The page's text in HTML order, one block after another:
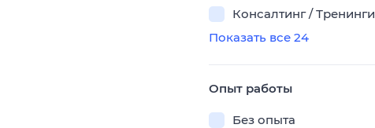
Консалтинг / Тренинги
Показать все 24
Опыт работы
Без опыта